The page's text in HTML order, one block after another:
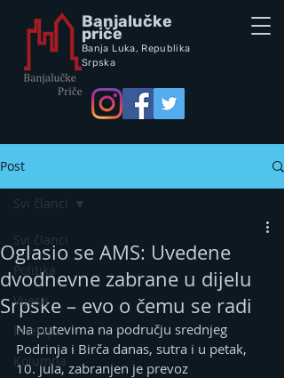
Banjalučke
priče
Banja Luka, Republika
Srpska
Post
Svi članci
Politika
Vijesti
Intervju
Kolumna
Svi članci
Oglasio se AMS: Uvedene
dvodnevne zabrane u dijelu
Srpske – evo o čemu se radi
Na putevima na području srednjeg
Podrinja i Birča danas, sutra i u petak,
10. jula, zabranjen je prevoz